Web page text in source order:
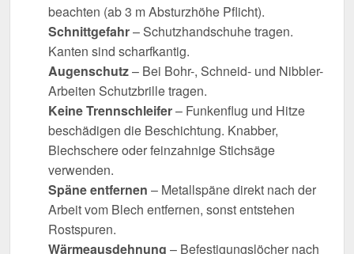
beachten (ab 3 m Absturzhöhe Pflicht).
Schnittgefahr– Schutzhandschuhe tragen.
Kanten sind scharfkantig.
Augenschutz– Bei Bohr-, Schneid- und Nibbler-
Arbeiten Schutzbrille tragen.
Keine Trennschleifer– Funkenflug und Hitze
beschädigen die Beschichtung. Knabber,
Blechschere oder feinzahnige Stichsäge
verwenden.
Späne entfernen – Metallspäne direkt nach der
Arbeit vom Blech entfernen, sonst entstehen
Rostspuren.
Wärmeausdehnung – Befestigungslöcher nach